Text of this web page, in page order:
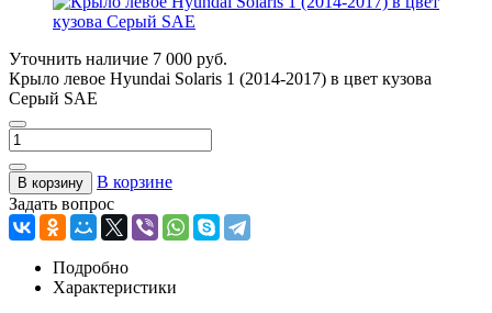
Уточнить наличие 7 000 руб.
Крыло левое Hyundai Solaris 1 (2014-2017) в цвет кузова
Серый SAE
В корзину
В корзине
Задать вопрос
Подробно
Характеристики